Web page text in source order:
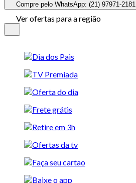
Compre pelo WhatsApp: (21) 97971-2181
Ver ofertas para a região